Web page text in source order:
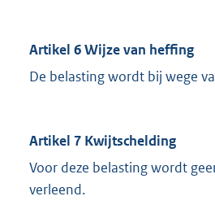
Artikel 6 Wijze van heffing
De belasting wordt bij wege
Artikel 7 Kwijtschelding
Voor deze belasting wordt
verleend.